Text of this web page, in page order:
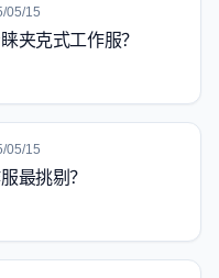
05/15
夹克式工作服？
05/15
最挑剔？